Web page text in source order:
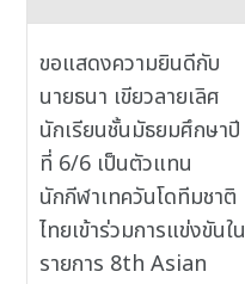
ขอแสดงความยินดีกับ
นายธนา เขียวลายเลิศ
นักเรียนชั้นมัธยมศึกษาปี
ที่ 6/6 เป็นตัวแทน
นักกีฬาเทควันโดทีมชาติ
ไทยเข้าร่วมการแข่งขันใน
รายการ 8th Asian